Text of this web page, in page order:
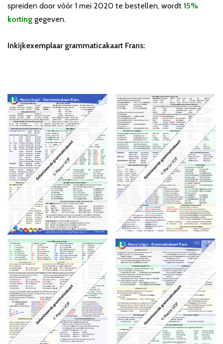
spreiden door vóór 1 mei 2020 te bestellen, wordt 15%
korting gegeven.
Inkijkexemplaar grammaticakaart Frans: